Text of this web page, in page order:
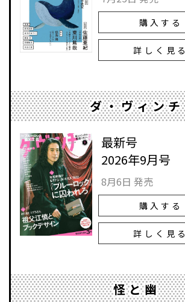
購入する
詳しく見る
ダ・ヴィンチ
最新号
2026年9月号
8月6日 発売
購入する
詳しく見る
怪と幽